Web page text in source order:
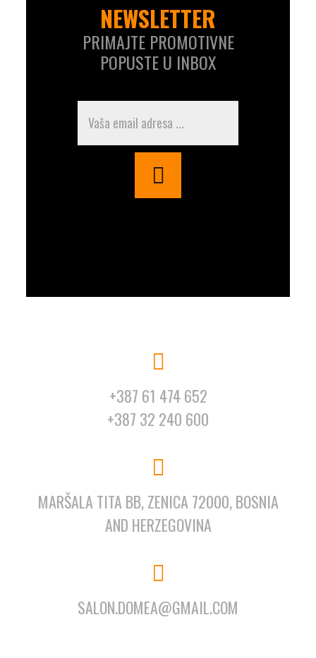
NEWSLETTER
PRIMAJTE PROMOTIVNE
POPUSTE U INBOX
+387 61 474 652
+387 32 240 600
MARŠALA TITA BB, ZENICA 72000, BOSNIA
AND HERZEGOVINA
SALON.DOMEA@GMAIL.COM